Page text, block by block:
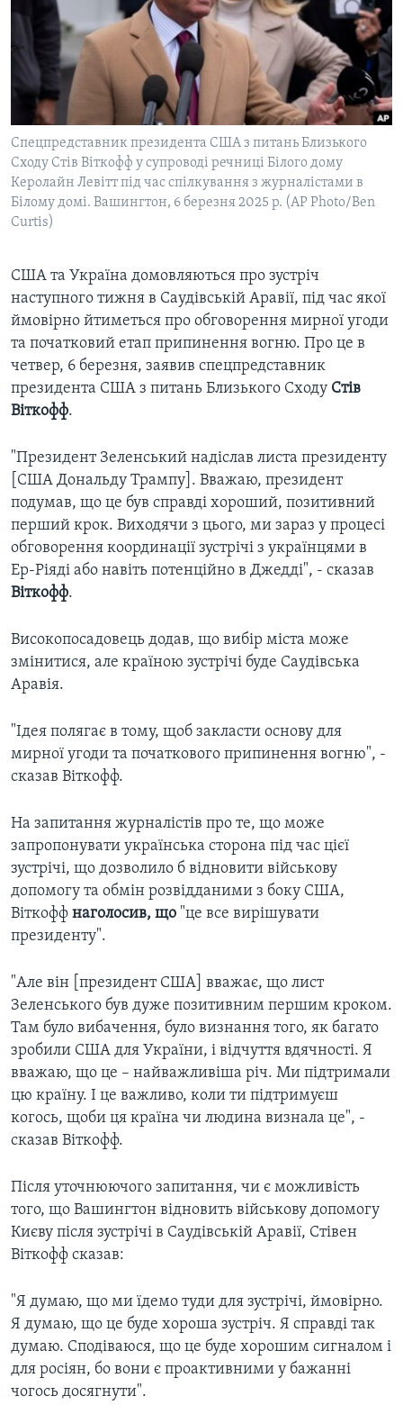
СУСПІЛЬСТВО
ЕКОНОМІКА
ІСТОРІЇ УСПІХУ УКРАЇНЦІВ
ТЕЛЕПРОГРАМИ
ЧАС-TIME
БРИФІНГ ГОЛОСУ АМЕРИКИ
ВІКНО В АМЕРИКУ
ПРАЙМ-ТАЙМ
ПОГЛЯД З ВАШИНГТОНА
ENGLISH
Learning English
МИ В СОЦМЕРЕЖАХ
Спецпредставник президента США з питань Близького
Сходу Стів Віткофф у супроводі речниці Білого дому
Керолайн Левітт під час спілкування з журналістами в
Білому домі. Вашингтон, 6 березня 2025 р. (AP Photo/Ben
Curtis)
США та Україна домовляються про зустріч
наступного тижня в Саудівській Аравії, під час якої
ймовірно йтиметься про обговорення мирної угоди
та початковий етап припинення вогню. Про це в
четвер, 6 березня, заявив спецпредставник
президента США з питань Близького Сходу Стів
Віткофф.
"Президент Зеленський надіслав листа президенту
[США Дональду Трампу]. Вважаю, президент
подумав, що це був справді хороший, позитивний
перший крок. Виходячи з цього, ми зараз у процесі
обговорення координації зустрічі з українцями в
Ер-Ріяді або навіть потенційно в Джедді", - сказав
Віткофф.
Високопосадовець додав, що вибір міста може
змінитися, але країною зустрічі буде Саудівська
Аравія.
"Ідея полягає в тому, щоб закласти основу для
мирної угоди та початкового припинення вогню", -
сказав Віткофф.
На запитання журналістів про те, що може
запропонувати українська сторона під час цієї
зустрічі, що дозволило б відновити військову
допомогу та обмін розвідданими з боку США,
Віткофф наголосив, що "це все вирішувати
президенту".
"Але він [президент США] вважає, що лист
Зеленського був дуже позитивним першим кроком.
Там було вибачення, було визнання того, як багато
зробили США для України, і відчуття вдячності. Я
вважаю, що це – найважливіша річ. Ми підтримали
цю країну. І це важливо, коли ти підтримуєш
когось, щоби ця країна чи людина визнала це", -
сказав Віткофф.
Після уточнюючого запитання, чи є можливість
того, що Вашингтон відновить військову допомогу
Києву після зустрічі в Саудівській Аравії, Стівен
Віткофф сказав:
"Я думаю, що ми їдемо туди для зустрічі, ймовірно.
Я думаю, що це буде хороша зустріч. Я справді так
думаю. Сподіваюся, що це буде хорошим сигналом і
для росіян, бо вони є проактивними у бажанні
чогось досягнути".